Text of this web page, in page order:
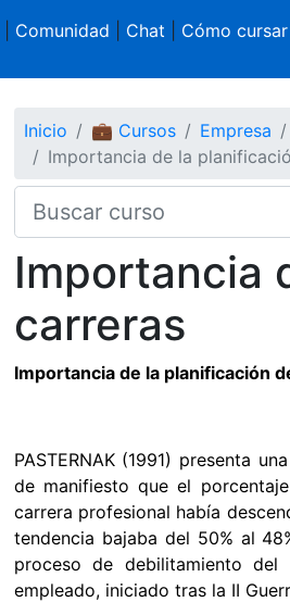
Comunidad Chat Cómo cursar
Inicio 💼 Cursos Empresa
Importancia de la
Importancia
carreras
Importancia de la planificación
PASTERNAK (1991) presenta
de manifiesto que el
carrera profesional había
tendencia bajaba del 50% al
proceso de debilitamiento
empleado, iniciado tras la II